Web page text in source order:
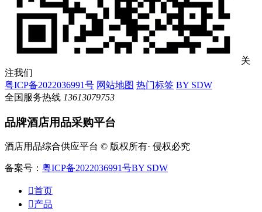
关
注我们
粤ICP备2022036991号 网站地图 热门标签 BY SDW
全国服务热线 13613079753
品牌酒店用品采购平台
酒店用品综合供应平台 © 版权所有· 侵权必究
备案号： 粤ICP备2022036991号BY SDW
首页
产品